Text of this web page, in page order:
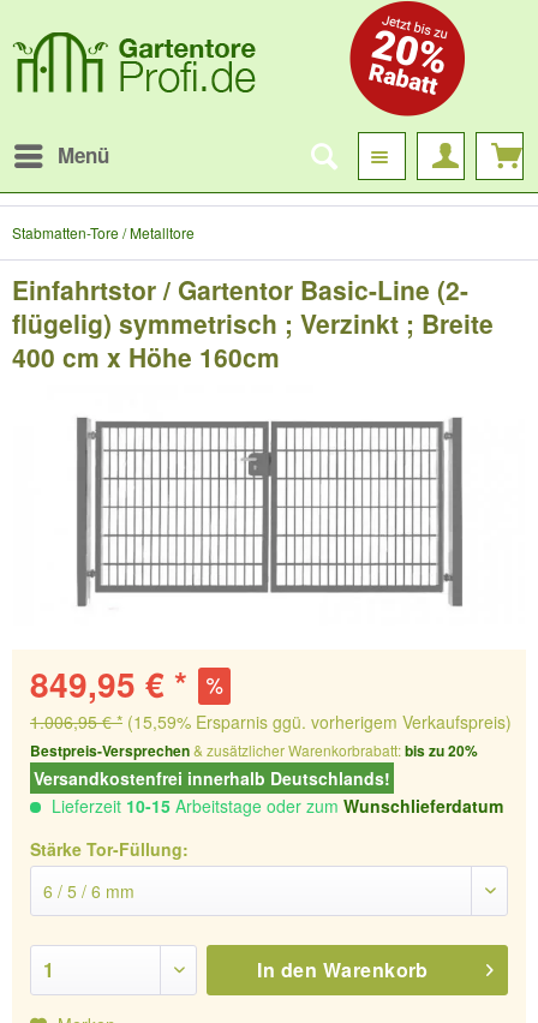
Menü
Stabmatten-Tore / Metalltore
Einfahrtstor / Gartentor Basic-Line (2-
flügelig) symmetrisch ; Verzinkt ; Breite
400 cm x Höhe 160cm
849,95 € *
1.006,95 € * (15,59% Ersparnis ggü. vorherigem Verkaufspreis)
Bestpreis-Versprechen& zusätzlicher Warenkorbrabatt:bis zu 20%
Versandkostenfrei innerhalb Deutschlands!
Lieferzeit 10-15 Arbeitstage oder zum Wunschlieferdatum
Stärke Tor-Füllung:
In den Warenkorb